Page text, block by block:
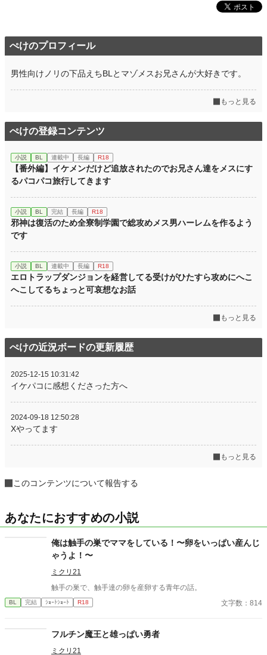
ぺけのプロフィール
男性向けノリの下品えちBLとマゾメスお兄さんが大好きです。
もっと見る
ぺけの登録コンテンツ
小説 BL 連載中 長編 R18
【番外編】イケメンだけど追放されたのでお兄さん達をメスにす
るパコパコ旅行してきます
小説 BL 完結 長編 R18
邪神は復活のため全寮制学園で総攻めメス男ハーレムを作るよう
です
小説 BL 連載中 長編 R18
エロトラップダンジョンを経営してる受けがひたすら攻めにへこ
へこしてるちょっと可哀想なお話
もっと見る
ぺけの近況ボードの更新履歴
2025-12-15 10:31:42
イケパコに感想くださった方へ
2024-09-18 12:50:28
Xやってます
もっと見る
このコンテンツについて報告する
あなたにおすすめの小説
俺は触手の巣でママをしている！〜卵をいっぱい産んじ
ゃうよ！〜
ミクリ21
触手の巣で、触手達の卵を産卵する青年の話。
BL 完結 ｼｮｰﾄｼｮｰﾄ R18 文字数：814
フルチン魔王と雄っぱい勇者
ミクリ21